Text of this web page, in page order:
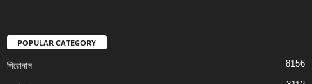
POPULAR CATEGORY
শিরোনাম 8156